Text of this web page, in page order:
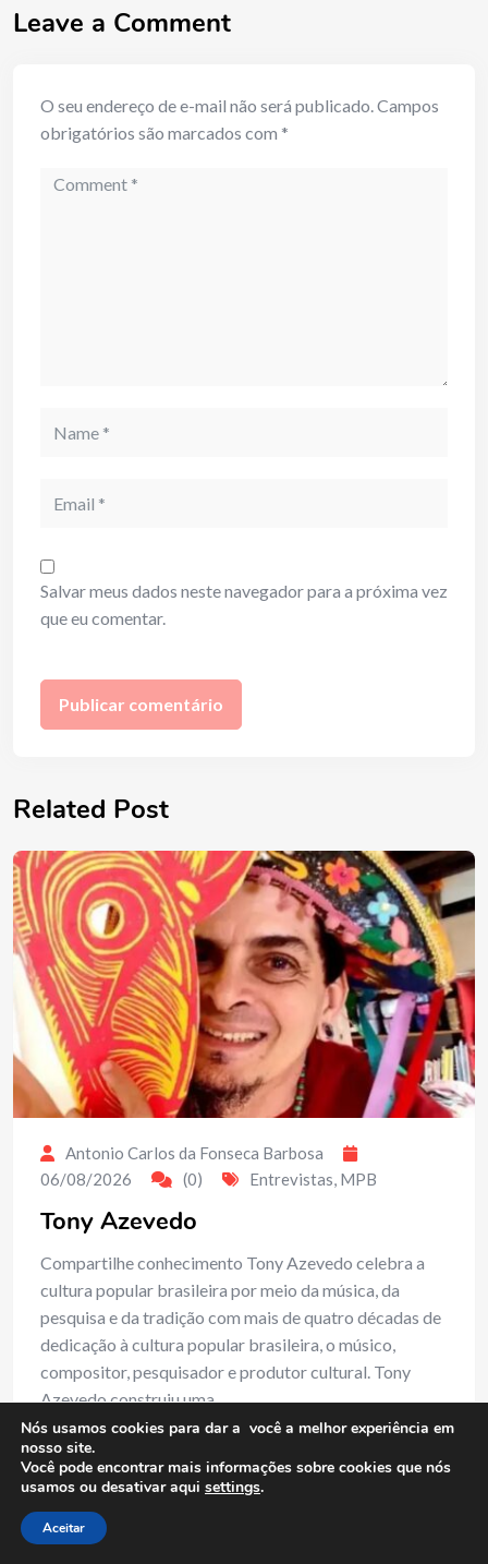
Leave a Comment
O seu endereço de e-mail não será publicado.Campos
obrigatórios são marcados com *
Comment
Salvar meus dados neste navegador para a próxima vez
que eu comentar.
Related Post
Antonio Carlos da Fonseca Barbosa
06/08/2026
(0) Entrevistas, MPB
Tony Azevedo
Compartilhe conhecimento Tony Azevedo celebra a
cultura popular brasileira por meio da música, da
pesquisa e da tradição com mais de quatro décadas de
dedicação à cultura popular brasileira, o músico,
compositor, pesquisador e produtor cultural. Tony
Azevedo construiu uma…
Read More
Nós usamos cookies para dar a você a melhor experiência em
nosso site.
Você pode encontrar mais informações sobre cookies que nós
usamos ou desativar aqui settings.
Aceitar